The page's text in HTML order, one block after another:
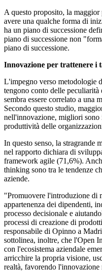
A questo proposito, la
avere una qualche forma di
ha un piano di successione
piano di successione non
piano di successione.
Innovazione per trattenere i
L'impegno verso metodologie
tengono conto delle
sembra essere correlato a una
Secondo questo studio,
nell'innovazione, migliori sono
produttività delle
In questo senso, la stragrande
nel rapporto dichiara di
framework agile (71,6%).
thinking sono tra le tendenze
aziende.
"Promuovere l'introduzione di
appartenenza dei dipendenti,
processo decisionale e
processi di creazione di
responsabile di Opinno a
sottolinea, inoltre, che l'Open
con l'ecosistema aziendale
arricchire la propria visione,
realtà, favorendo